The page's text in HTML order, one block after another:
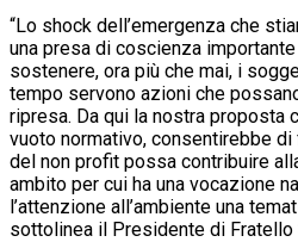
“Lo shock dell’emergenza che
una presa di coscienza
sostenere, ora più che mai, i
tempo servono azioni che
ripresa. Da qui la nostra proposta
vuoto normativo, consentirebbe
del non profit possa contribuire
ambito per cui ha una vocazione
l’attenzione all’ambiente una
sottolinea il Presidente di Fratello